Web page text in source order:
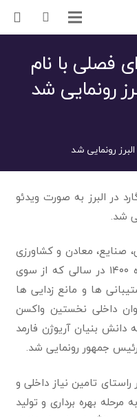
فصلی با نام
رونمایی شد
رونمایی شد
در البرز به صورت ویدئو
شد.
صنایع، معادن و کشاورزی
استان البرز، روز نوزدهم فروردین ماه ۱۴۰۰ در سالی که از سوی
ها و مانع زدایی ها
داخلی نخستین واکسن
دانش بنیان آریوژن فارمد
جمهور رونمایی شد.
تامین نیاز داخلی و
بهره برداری و تولید